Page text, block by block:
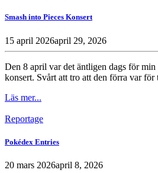
Smash into Pieces Konsert
15 april 2026april 29, 2026
Den 8 april var det äntligen dags för min
konsert. Svårt att tro att den förra var för
Läs mer...
Reportage
Pokédex Entries
20 mars 2026april 8, 2026